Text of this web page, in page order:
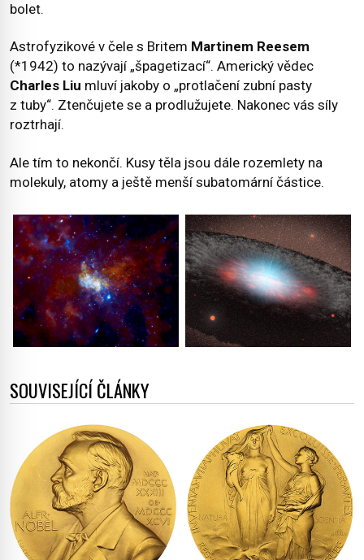
bolet.
Astrofyzikové v čele s Britem Martinem Reesem
(*1942) to nazývají „špagetizací“. Americký vědec
Charles Liu mluví jakoby o „protlačení zubní pasty
z tuby“. Ztenčujete se a prodlužujete. Nakonec vás síly
roztrhají.
Ale tím to nekončí. Kusy těla jsou dále rozemlety na
molekuly, atomy a ještě menší subatomární částice.
SOUVISEJÍCÍ ČLÁNKY